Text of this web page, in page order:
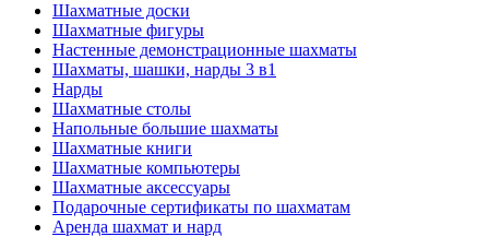
Шахматные доски
Шахматные фигуры
Настенные демонстрационные шахматы
Шахматы, шашки, нарды 3 в1
Нарды
Шахматные столы
Напольные большие шахматы
Шахматные книги
Шахматные компьютеры
Шахматные аксессуары
Подарочные сертификаты по шахматам
Аренда шахмат и нард